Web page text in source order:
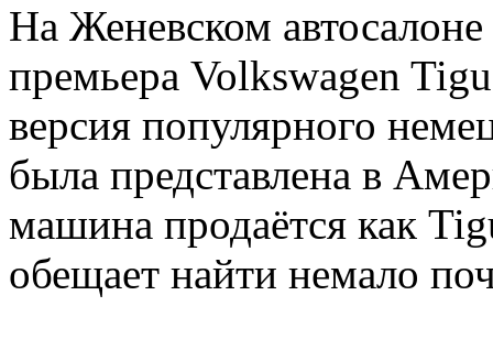
На Женевском автосалоне
премьера Volkswagen
версия популярного
была представлена в
машина продаётся как
обещает найти немало